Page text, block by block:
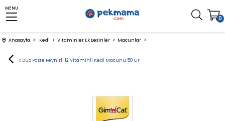
MENU
0
Anasayfa Kedi Vitaminler Ek Besinler Macunlar
GimCat Duo Paste Peynirli 12 Vitaminli Kedi Macunu 50 Gr